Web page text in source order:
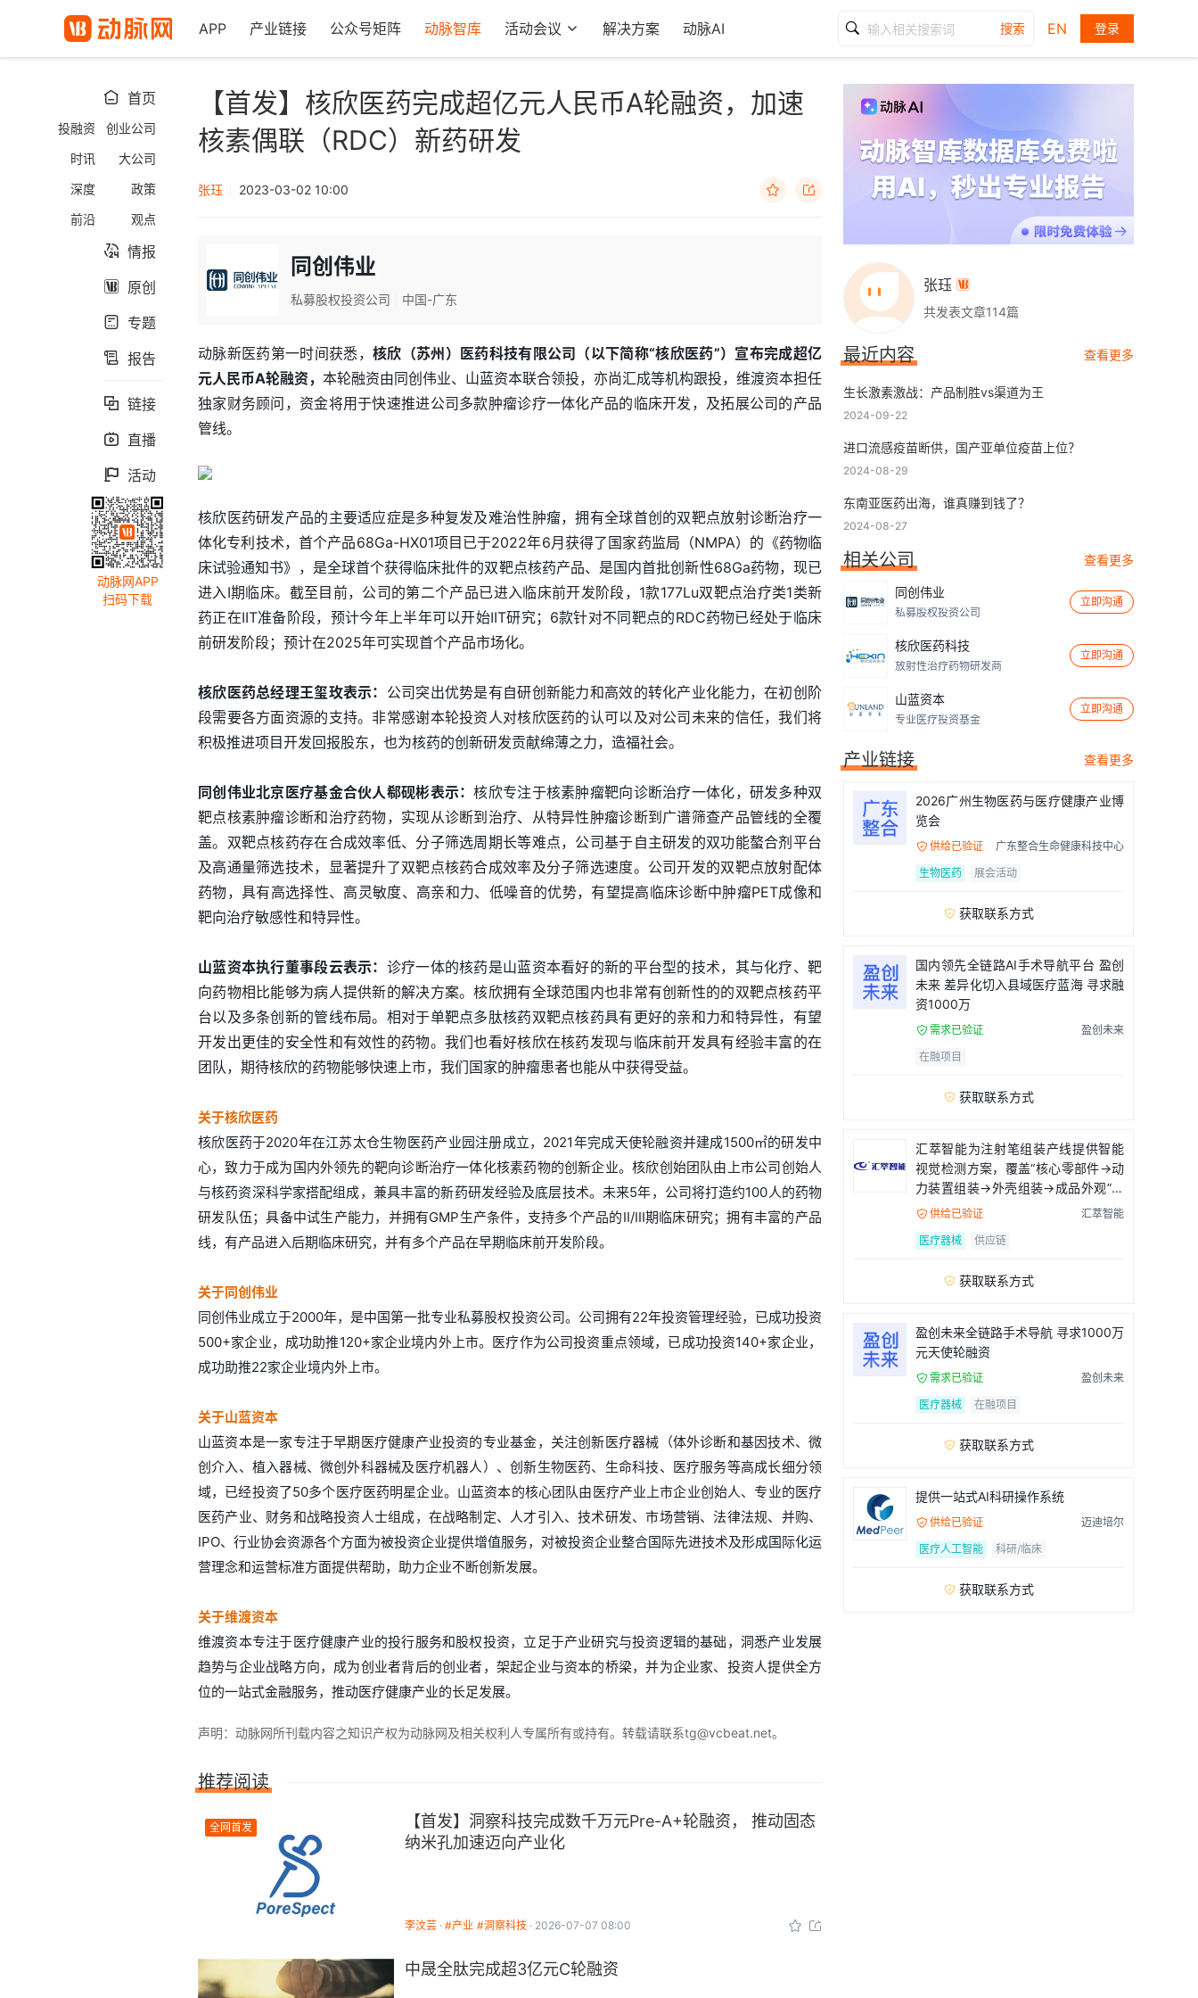
APP 产业链接 公众号矩阵 动脉智库 活动会议 解决方案 动脉AI 搜索 EN 登录
 首页
投融资
创业公司
时讯
大公司
深度
政策
前沿
观点
 情报
 原创
 专题
 报告
 链接
 直播
 活动
动脉网APP
扫码下载
【首发】核欣医药完成超亿元人民币A轮融资，加速
核素偶联（RDC）新药研发
张珏 2023-03-02 10:00  
同创伟业
私募股权投资公司 中国-广东
动脉新医药第一时间获悉， 核欣（苏州）医药科技有限公司（以下简称“核欣医药”）宣布完成超亿
元人民币A轮融资， 本轮融资由同创伟业、山蓝资本联合领投，亦尚汇成等机构跟投，维渡资本担任
独家财务顾问，资金将用于快速推进公司多款肿瘤诊疗一体化产品的临床开发，及拓展公司的产品
管线。
核欣医药研发产品的主要适应症是多种复发及难治性肿瘤，拥有全球首创的双靶点放射诊断治疗一
体化专利技术，首个产品68Ga-HX01项目已于2022年6月获得了国家药监局（NMPA）的《药物临
床试验通知书》，是全球首个获得临床批件的双靶点核药产品、是国内首批创新性68Ga药物，现已
进入Ⅰ期临床。截至目前，公司的第二个产品已进入临床前开发阶段，1款177Lu双靶点治疗类1类新
药正在IIT准备阶段，预计今年上半年可以开始IIT研究；6款针对不同靶点的RDC药物已经处于临床
前研发阶段；预计在2025年可实现首个产品市场化。
核欣医药总经理王玺玫表示： 公司突出优势是有自研创新能力和高效的转化产业化能力，在初创阶
段需要各方面资源的支持。非常感谢本轮投资人对核欣医药的认可以及对公司未来的信任，我们将
积极推进项目开发回报股东，也为核药的创新研发贡献绵薄之力，造福社会。
同创伟业北京医疗基金合伙人郗砚彬表示：核欣专注于核素肿瘤靶向诊断治疗一体化，研发多种双
靶点核素肿瘤诊断和治疗药物，实现从诊断到治疗、从特异性肿瘤诊断到广谱筛查产品管线的全覆
盖。双靶点核药存在合成效率低、分子筛选周期长等难点，公司基于自主研发的双功能螯合剂平台
及高通量筛选技术，显著提升了双靶点核药合成效率及分子筛选速度。公司开发的双靶点放射配体
药物，具有高选择性、高灵敏度、高亲和力、低噪音的优势，有望提高临床诊断中肿瘤PET成像和
靶向治疗敏感性和特异性。
山蓝资本执行董事段云表示： 诊疗一体的核药是山蓝资本看好的新的平台型的技术，其与化疗、靶
向药物相比能够为病人提供新的解决方案。核欣拥有全球范围内也非常有创新性的的双靶点核药平
台以及多条创新的管线布局。相对于单靶点多肽核药双靶点核药具有更好的亲和力和特异性，有望
开发出更佳的安全性和有效性的药物。我们也看好核欣在核药发现与临床前开发具有经验丰富的在
团队，期待核欣的药物能够快速上市，我们国家的肿瘤患者也能从中获得受益。
关于核欣医药
核欣医药于2020年在江苏太仓生物医药产业园注册成立，2021年完成天使轮融资并建成1500㎡的研发中
心，致力于成为国内外领先的靶向诊断治疗一体化核素药物的创新企业。核欣创始团队由上市公司创始人
与核药资深科学家搭配组成，兼具丰富的新药研发经验及底层技术。未来5年，公司将打造约100人的药物
研发队伍；具备中试生产能力，并拥有GMP生产条件，支持多个产品的II/III期临床研究；拥有丰富的产品
线，有产品进入后期临床研究，并有多个产品在早期临床前开发阶段。
关于同创伟业
同创伟业成立于2000年，是中国第一批专业私募股权投资公司。公司拥有22年投资管理经验，已成功投资
500+家企业，成功助推120+家企业境内外上市。医疗作为公司投资重点领域，已成功投资140+家企业，
成功助推22家企业境内外上市。
关于山蓝资本
山蓝资本是一家专注于早期医疗健康产业投资的专业基金，关注创新医疗器械（体外诊断和基因技术、微
创介入、植入器械、微创外科器械及医疗机器人）、创新生物医药、生命科技、医疗服务等高成长细分领
域，已经投资了50多个医疗医药明星企业。山蓝资本的核心团队由医疗产业上市企业创始人、专业的医疗
医药产业、财务和战略投资人士组成，在战略制定、人才引入、技术研发、市场营销、法律法规、并购、
IPO、行业协会资源各个方面为被投资企业提供增值服务，对被投资企业整合国际先进技术及形成国际化运
营理念和运营标准方面提供帮助，助力企业不断创新发展。
关于维渡资本
维渡资本专注于医疗健康产业的投行服务和股权投资，立足于产业研究与投资逻辑的基础，洞悉产业发展
趋势与企业战略方向，成为创业者背后的创业者，架起企业与资本的桥梁，并为企业家、投资人提供全方
位的一站式金融服务，推动医疗健康产业的长足发展。
声明：动脉网所刊载内容之知识产权为动脉网及相关权利人专属所有或持有。转载请联系tg@vcbeat.net。
推荐阅读
全网首发
【首发】洞察科技完成数千万元Pre-A+轮融资， 推动固态
纳米孔加速迈向产业化
李汶芸 #产业 #洞察科技 2026-07-07 08:00  
中晟全肽完成超3亿元C轮融资
张珏 
共发表文章114篇
最近内容 查看更多
生长激素激战：产品制胜vs渠道为王
2024-09-22
进口流感疫苗断供，国产亚单位疫苗上位？
2024-08-29
东南亚医药出海，谁真赚到钱了？
2024-08-27
相关公司 查看更多
同创伟业
私募股权投资公司
立即沟通
核欣医药科技
放射性治疗药物研发商
立即沟通
山蓝资本
专业医疗投资基金
立即沟通
产业链接 查看更多
2026广州生物医药与医疗健康产业博
览会
 供给已验证
广东整合生命健康科技中心
生物医药
展会活动
 获取联系方式
国内领先全链路AI手术导航平台 盈创
未来 差异化切入县域医疗蓝海 寻求融
资1000万
 需求已验证
盈创未来
在融项目
 获取联系方式
汇萃智能为注射笔组装产线提供智能
视觉检测方案，覆盖“核心零部件→动
力装置组装→外壳组装→成品外观”全
流程
 供给已验证
汇萃智能
医疗器械
供应链
 获取联系方式
盈创未来全链路手术导航 寻求1000万
元天使轮融资
 需求已验证
盈创未来
医疗器械
在融项目
 获取联系方式
提供一站式AI科研操作系统
 供给已验证
迈迪培尔
医疗人工智能
科研/临床
 获取联系方式